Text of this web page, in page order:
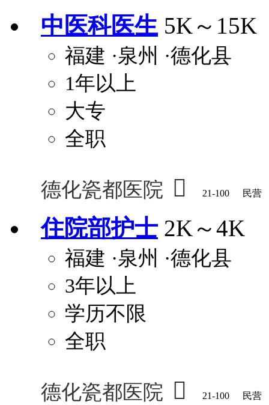
中医科医生 5K～15K
福建 ·泉州 ·德化县
1年以上
大专
全职
德化瓷都医院  21-100 民营
住院部护士 2K～4K
福建 ·泉州 ·德化县
3年以上
学历不限
全职
德化瓷都医院  21-100 民营